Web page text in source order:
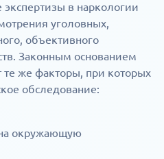
в наркологии
уголовных,
объективного
Законным основанием
те же факторы, при которых
обследование:
окружающую